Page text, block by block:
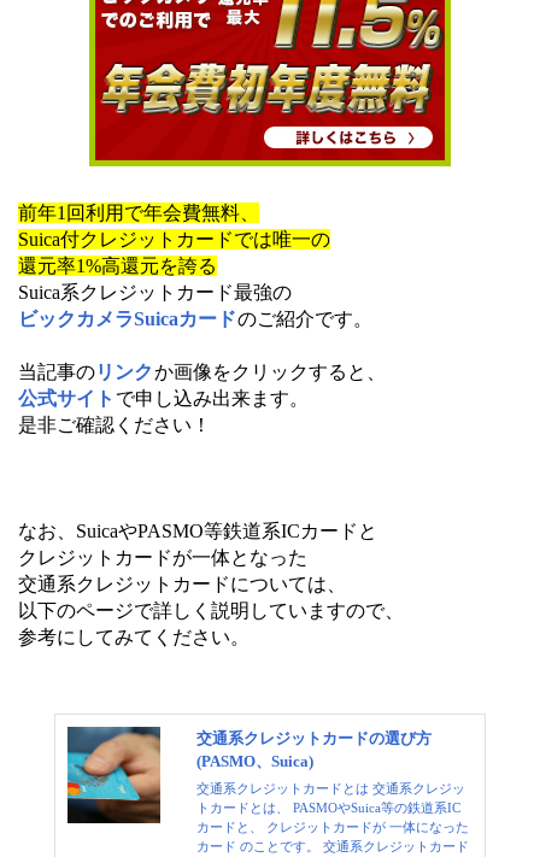
前年1回利用で年会費無料、
Suica付クレジットカードでは唯一の
還元率1%高還元を誇る
Suica系クレジットカード最強の
ビックカメラSuicaカードのご紹介です。
当記事のリンクか画像をクリックすると、
公式サイト で申し込み出来ます。
是非ご確認ください！
なお、SuicaやPASMO等鉄道系ICカードと
クレジットカードが一体となった
交通系クレジットカードについては、
以下のページで詳しく説明していますので、
参考にしてみてください。
交通系クレジットカードの選び方
(PASMO、Suica)
交通系クレジットカードとは 交通系クレジッ
トカードとは、 PASMOやSuica等の鉄道系IC
カードと、 クレジットカードが 一体になった
カード のことです。 交通系クレジットカード